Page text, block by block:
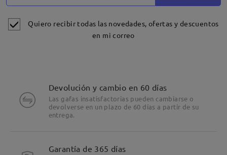
Detalles
Quiero recibir todas las novedades, ofertas y descuentos
en mi correo
Devolución y cambio en 60 días
Las gafas insatisfactorias pueden cambiarse o
devolverse en un plazo de 60 días a partir de su
entrega.
Garantía de 365 días